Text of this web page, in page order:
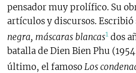
pensador muy prolífico. Su
artículos y discursos.
negra, máscaras blancas1dos
batalla de Dien Bien Phu
último, el famosoLos